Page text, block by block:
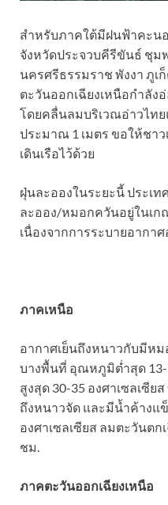
สำหรับภาคใต้มีฝนฟ้าคะน
จังหวัดประจวบคีรีขันธ์ ชุม
นครศรีธรรมราช พังงา ภูเ
ตะวันออกเฉียงเหนือกำลั
โดยคลื่นลมบริเวณอ่าวไท
ประมาณ 1 เมตร ขอให้ชา
เดินเรือไว้ด้วย
ฝุ่นละอองในระยะนี้ ประเ
ละออง/หมอกควันอยู่ในเ
เนื่องจากการระบายอากา
ภาคเหนือ
อากาศเย็นถึงหนาวกับมีห
บางพื้นที่ อุณหภูมิต่ำสุด
สูงสุด 30-35 องศาเซลเซี
ถึงหนาวจัด และมีน้ำค้างแ
องศาเซลเซียส ลมตะวันตก
ชม.
ภาคตะวันออกเฉียงเหนือ